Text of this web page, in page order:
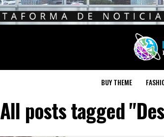
BUY THEME
All posts tagged